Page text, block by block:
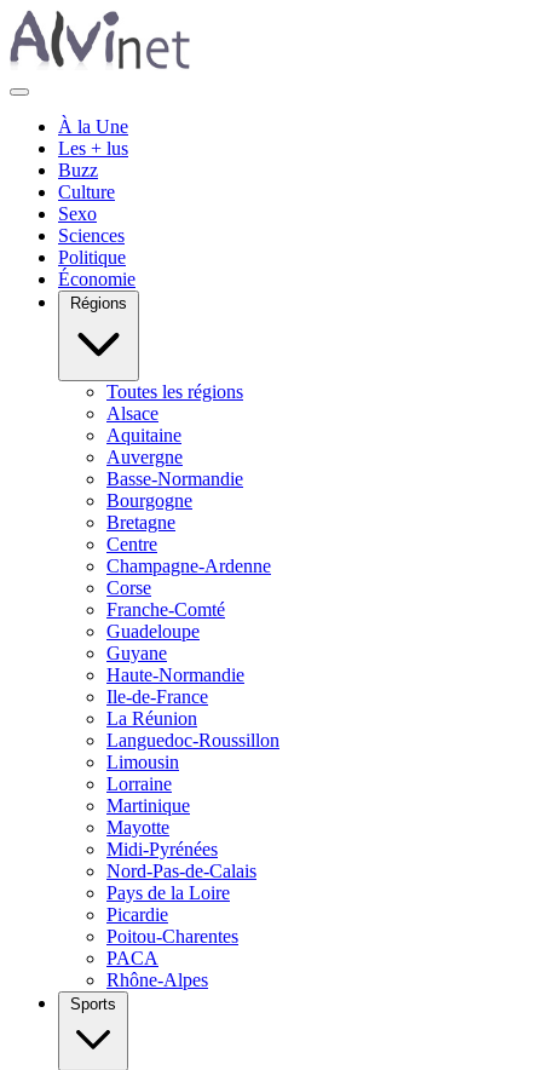
À la Une
Les + lus
Buzz
Culture
Sexo
Sciences
Politique
Économie
Régions
Toutes les régions
Alsace
Aquitaine
Auvergne
Basse-Normandie
Bourgogne
Bretagne
Centre
Champagne-Ardenne
Corse
Franche-Comté
Guadeloupe
Guyane
Haute-Normandie
Ile-de-France
La Réunion
Languedoc-Roussillon
Limousin
Lorraine
Martinique
Mayotte
Midi-Pyrénées
Nord-Pas-de-Calais
Pays de la Loire
Picardie
Poitou-Charentes
PACA
Rhône-Alpes
Sports